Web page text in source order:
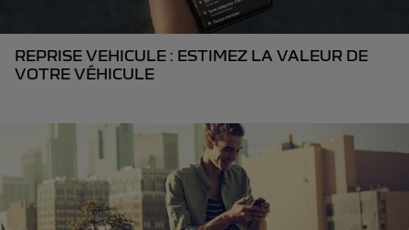
REPRISE VEHICULE : ESTIMEZ LA VALEUR DE
VOTRE VÉHICULE